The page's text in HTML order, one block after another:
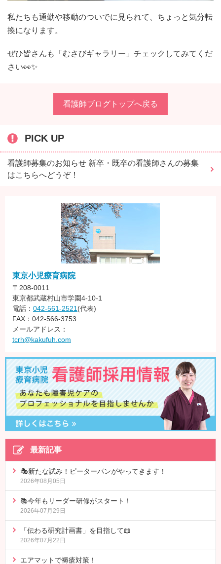
私たちも通勤や移動のついでに見られて、ちょっと気分転
換になります。
ぜひ皆さんも「むさびギャラリー」チェックしてみてくだ
さい👀✨
看護師ブログトップへ戻る
PICK UP
看護師募集のお知らせ 新卒・既卒の看護師さんの募集
はこちらへどうぞ！
東京小児療育病院
〒208-0011
東京都武蔵村山市学園4-10-1
電話： 042-561-2521 (代表)
FAX：042-566-3753
メールアドレス：
tcrh@kakufuh.com
最新記事
🎭新たな試み！ピーターパンがやってきます！
2026年08月05日
📚今年もリーダー研修がスタート！
2026年07月29日
「伝わる研究計画書」を目指して📖
2026年07月22日
エアマットで褥瘡対策！